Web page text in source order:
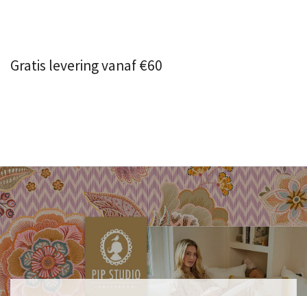
Gratis levering vanaf €60